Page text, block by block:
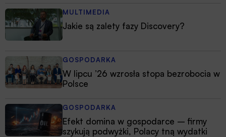
MULTIMEDIA
Jakie są zalety fazy Discovery?
GOSPODARKA
W lipcu ’26 wzrosła stopa bezrobocia w
Polsce
GOSPODARKA
Efekt domina w gospodarce – firmy
szykują podwyżki, Polacy tną wydatki